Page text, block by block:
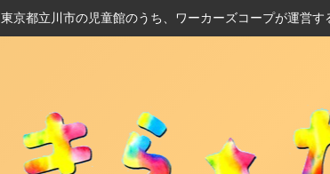
東京都立川市の児童館のうち、ワーカーズコープが運営す